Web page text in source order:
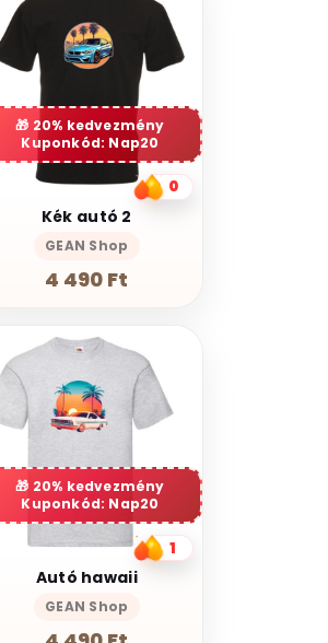
20% kedvezmény
Kuponkód: Nap20
0
Kék autó 2
GEAN Shop
4 490 Ft
20% kedvezmény
Kuponkód: Nap20
1
Autó hawaii
GEAN Shop